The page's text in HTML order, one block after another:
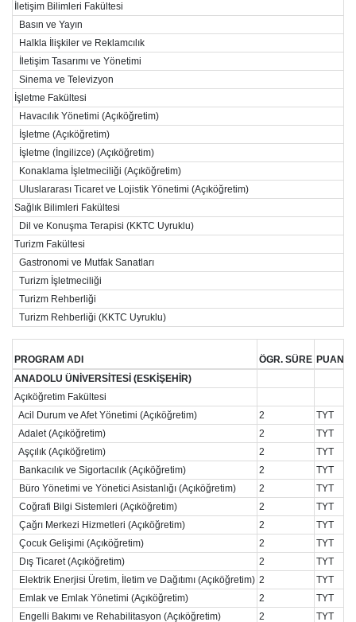
İletişim Bilimleri Fakültesi
Basın ve Yayın
Halkla İlişkiler ve Reklamcılık
İletişim Tasarımı ve Yönetimi
Sinema ve Televizyon
İşletme Fakültesi
Havacılık Yönetimi (Açıköğretim)
İşletme (Açıköğretim)
İşletme (İngilizce) (Açıköğretim)
Konaklama İşletmeciliği (Açıköğretim)
Uluslararası Ticaret ve Lojistik Yönetimi (Açıköğretim)
Sağlık Bilimleri Fakültesi
Dil ve Konuşma Terapisi (KKTC Uyruklu)
Turizm Fakültesi
Gastronomi ve Mutfak Sanatları
Turizm İşletmeciliği
Turizm Rehberliği
Turizm Rehberliği (KKTC Uyruklu)
PROGRAM ADI ÖGR. SÜRE PUAN
ANADOLU ÜNİVERSİTESİ (ESKİŞEHİR)
Açıköğretim Fakültesi
Acil Durum ve Afet Yönetimi (Açıköğretim)
2
TYT
Adalet (Açıköğretim)
2
TYT
Aşçılık (Açıköğretim)
2
TYT
Bankacılık ve Sigortacılık (Açıköğretim)
2
TYT
Büro Yönetimi ve Yönetici Asistanlığı (Açıköğretim)
2
TYT
Coğrafi Bilgi Sistemleri (Açıköğretim)
2
TYT
Çağrı Merkezi Hizmetleri (Açıköğretim)
2
TYT
Çocuk Gelişimi (Açıköğretim)
2
TYT
Dış Ticaret (Açıköğretim)
2
TYT
Elektrik Enerjisi Üretim, İletim ve Dağıtımı (Açıköğretim) 2
TYT
Emlak ve Emlak Yönetimi (Açıköğretim)
2
TYT
Engelli Bakımı ve Rehabilitasyon (Açıköğretim)
2 TYT